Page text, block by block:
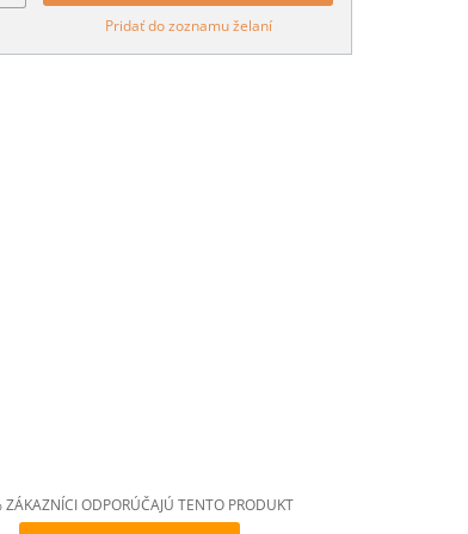
Pridať do zoznamu želaní
ZÁKAZNÍCI ODPORÚČAJÚ TENTO PRODUKT